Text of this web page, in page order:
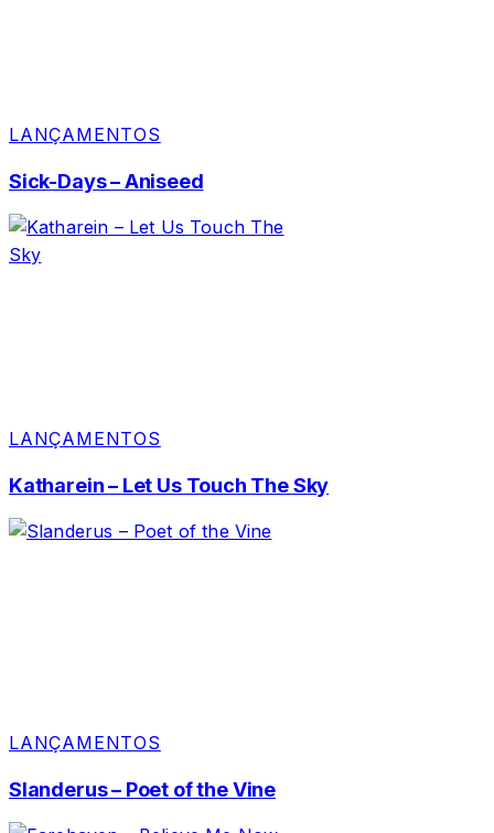
LANÇAMENTOS
Sick-Days – Aniseed
LANÇAMENTOS
Katharein – Let Us Touch The Sky
LANÇAMENTOS
Slanderus – Poet of the Vine